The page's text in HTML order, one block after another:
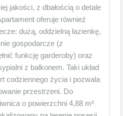
jakości, z dbałością o detale
oferuje również
dużą, oddzielną łazienkę,
gospodarcze (z
funkcję garderoby) oraz
z balkonem. Taki układ
codziennego życia i pozwala
przestrzeni. Do
o powierzchni 4,88 m²